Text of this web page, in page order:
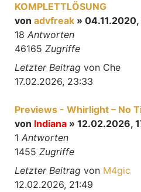
KOMPLETTLÖSUNG
von advfreak » 04.11.2020,
18 Antworten
46165 Zugriffe
Letzter Beitrag von Che
17.02.2026, 23:33
Previews - Whirlight – No
von Indiana » 12.02.2026,
1 Antworten
1455 Zugriffe
Letzter Beitrag von M4gic
12.02.2026, 21:49